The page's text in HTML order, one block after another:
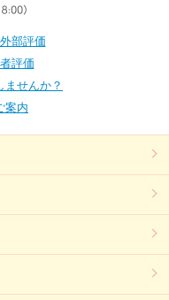
部評価
評価
ませんか？
案内